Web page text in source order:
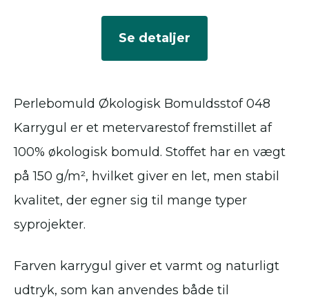
Perlebomuld Økologisk Bomuldsstof 048
Karrygul er et metervarestof fremstillet af
100% økologisk bomuld. Stoffet har en vægt
på 150 g/m², hvilket giver en let, men stabil
kvalitet, der egner sig til mange typer
syprojekter.
Farven karrygul giver et varmt og naturligt
udtryk, som kan anvendes både til
Se detaljer